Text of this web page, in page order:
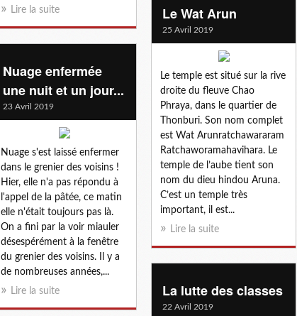
Lire la suite
Le Wat Arun
25 Avril 2019
Le temple est situé sur la rive
droite du fleuve Chao
Phraya, dans le quartier de
Thonburi. Son nom complet
est Wat Arunratchawararam
Ratchaworamahavihara. Le
temple de l’aube tient son
nom du dieu hindou Aruna.
C’est un temple très
important, il est...
Lire la suite
Nuage enfermée
une nuit et un jour...
23 Avril 2019
Nuage s'est laissé enfermer
dans le grenier des voisins !
Hier, elle n'a pas répondu à
l'appel de la pâtée, ce matin
elle n'était toujours pas là.
On a fini par la voir miauler
désespérément à la fenêtre
du grenier des voisins. Il y a
de nombreuses années,...
Lire la suite
La lutte des classes
22 Avril 2019